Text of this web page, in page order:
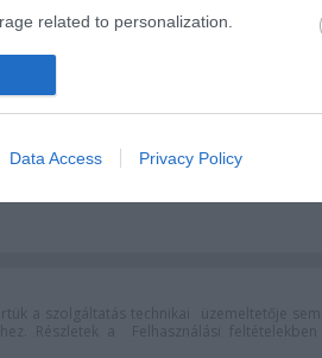
related to personalization.
related to security, including
and other user protection.
Data Access Privacy Policy
A Madách Színház zárt
fogadott júniusban